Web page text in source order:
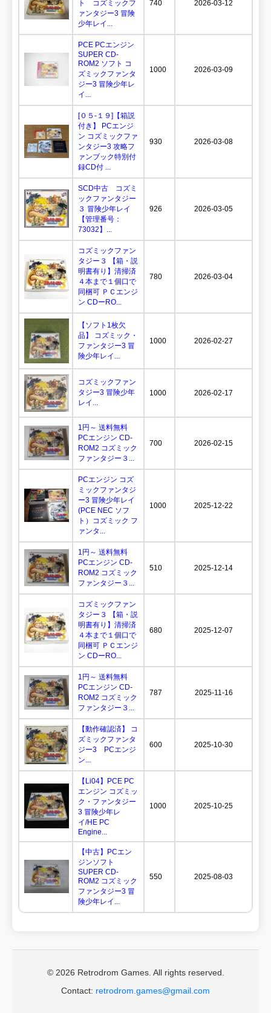
ト コズミックフ
ァンタジー3 冒険
少年レイ...
740 2026-03-12
PCE PCエンジン
SUPER CD-
ROM2 ソフト コ
ズミックファンタ
ジー3 冒険少年レ
イ...
1000 2026-03-09
[０５-１９]【箱説
付き】 PCエンジ
ン コズミックファ
ンタジー3 攻略フ
ァンブック特別付
録CD付 ...
930 2026-03-08
SCD中古 コズミ
ックファンタジー
３ 冒険少年レイ
【管理番号：
73032】...
926 2026-03-05
コズミックファン
タジー３ 【箱・説
明書有り】清掃済
４本まで１個口で
同梱可 ＰＣエンジ
ン CDーRO...
780 2026-03-04
【ソフト1枚欠
品】 コズミック・
ファンタジー3 冒
険少年レイ...
1000 2026-02-27
コズミックファン
タジー3 冒険少年
レイ...
1000 2026-02-17
1円～ 送料無料
PCエンジン CD-
ROM2 コズミック
ファンタジー３...
700 2026-02-15
PCエンジン コズ
ミックファンタジ
ー3 冒険少年レイ
(PCE NEC ソフ
ト）コズミック フ
ァンタ...
1000 2025-12-22
1円～ 送料無料
PCエンジン CD-
ROM2 コズミック
ファンタジー３...
510 2025-12-14
コズミックファン
タジー３ 【箱・説
明書有り】清掃済
４本まで１個口で
同梱可 ＰＣエンジ
ン CDーRO...
680 2025-12-07
1円～ 送料無料
PCエンジン CD-
ROM2 コズミック
ファンタジー３...
787 2025-11-16
【動作確認済】 コ
ズミックファンタ
ジー3 PCエンジ
ン...
600 2025-10-30
【Li04】PCE PC
エンジン コズミッ
ク・ファンタジー
3 冒険少年レ
イ/HE PC
Engine...
1000 2025-10-25
【中古】PCエン
ジンソフト
SUPER CD-
ROM2 コズミック
ファンタジー3 冒
険少年レイ...
550 2025-08-03
© 2026 Retrodrom Games. All rights reserved.
Contact: retrodrom.games@gmail.com